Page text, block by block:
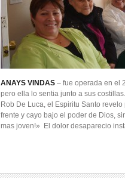
ANAYS VINDAS – fue operada en el
pero ella lo sentia junto a sus
Rob De Luca, el Espiritu Santo
frente y cayo bajo el poder de Dios,
mas joven!» El dolor desaparecio